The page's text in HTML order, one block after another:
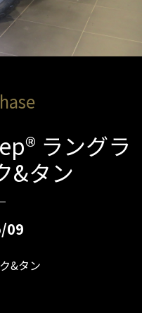
ラングラ
&タン
09
&タン